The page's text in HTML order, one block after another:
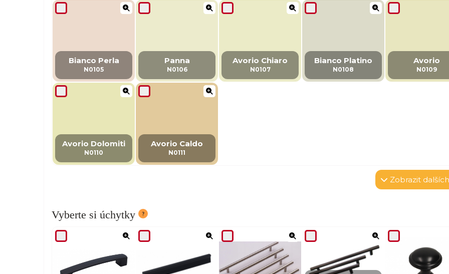
Bianco Perla
N0105
Panna
N0106
Avorio Chiaro
N0107
Bianco Platino
N0108
Avorio
N0109
Avorio Dolomiti
N0110
Avorio Caldo
N0111
Zobrazit
Vyberte si úchytky